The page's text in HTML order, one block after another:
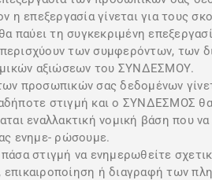
επεξεργασία γίνεται για τους
τη συγκεκριμένη
των συμφερόντων, των
αξιώσεων του ΣΥΝΔΕΣΜΟΥ.
προσωπικών σας δεδομένων
στιγμή και ο ΣΥΝΔΕΣΜΟΣ
εναλλακτική νομική βάση που
ενημε- ρώσουμε.
στιγμή να ενημερωθείτε
ή διαγραφή των